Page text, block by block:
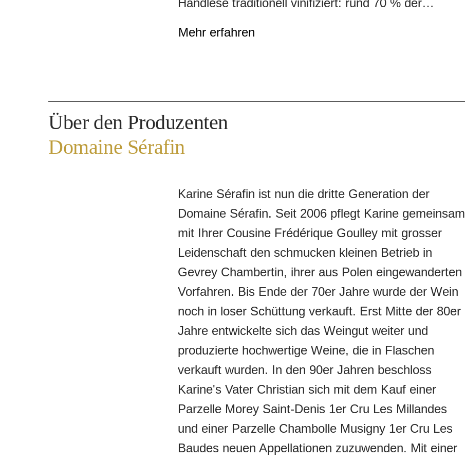
Handlese traditionell vinifiziert: rund 70 % der
Feuerstein und Schwarzkirsche, am Gaumen saftige
Kirsche und Waldbeeren mit einem Hauch Lakritze.
Mehr erfahren
Über den Produzenten
Domaine Sérafin
Karine Sérafin ist nun die dritte Generation der
Domaine Sérafin. Seit 2006 pflegt Karine gemeinsam
mit Ihrer Cousine Frédérique Goulley mit grosser
Leidenschaft den schmucken kleinen Betrieb in
Gevrey Chambertin, ihrer aus Polen eingewanderten
Vorfahren. Bis Ende der 70er Jahre wurde der Wein
noch in loser Schüttung verkauft. Erst Mitte der 80er
Jahre entwickelte sich das Weingut weiter und
produzierte hochwertige Weine, die in Flaschen
verkauft wurden. In den 90er Jahren beschloss
Karine's Vater Christian sich mit dem Kauf einer
Parzelle Morey Saint-Denis 1er Cru Les Millandes
und einer Parzelle Chambolle Musigny 1er Cru Les
Baudes neuen Appellationen zuzuwenden. Mit einer